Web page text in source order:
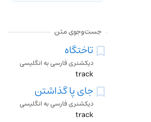
جست‌وجوی متن
تاختگاه
دیکشنری فارسی به انگلیسی
track
جای پا گذاشتن
دیکشنری فارسی به انگلیسی
track